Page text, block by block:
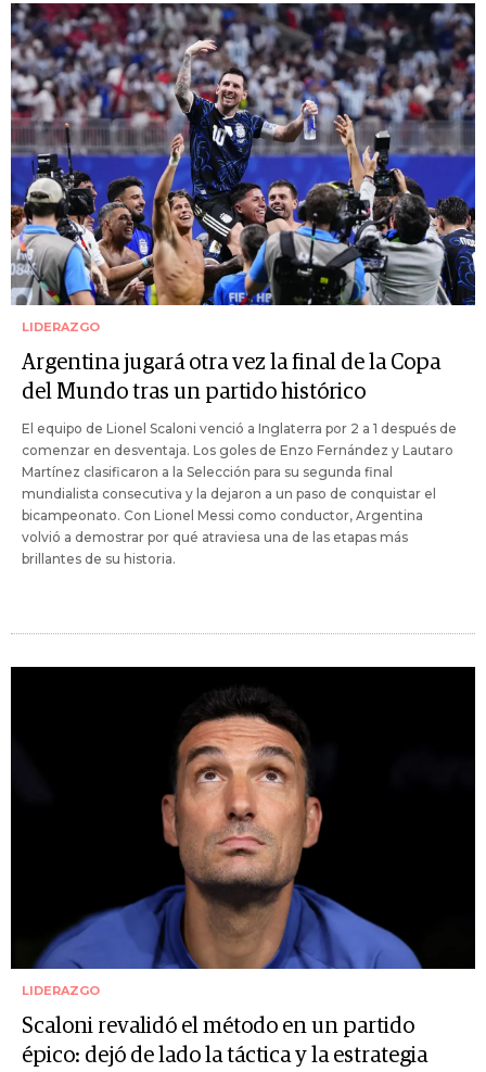
LIDERAZGO
Argentina jugará otra vez la final de la Copa
del Mundo tras un partido histórico
El equipo de Lionel Scaloni venció a Inglaterra por 2 a 1 después de
comenzar en desventaja. Los goles de Enzo Fernández y Lautaro
Martínez clasificaron a la Selección para su segunda final
mundialista consecutiva y la dejaron a un paso de conquistar el
bicampeonato. Con Lionel Messi como conductor, Argentina
volvió a demostrar por qué atraviesa una de las etapas más
brillantes de su historia.
LIDERAZGO
Scaloni revalidó el método en un partido
épico: dejó de lado la táctica y la estrategia